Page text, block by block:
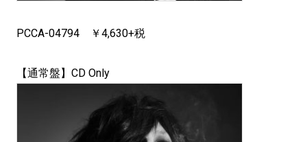
PCCA-04794 ￥4,630+税
【通常盤】CD Only